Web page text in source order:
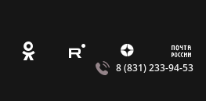
O E Z m
8 (831) 233-94-53